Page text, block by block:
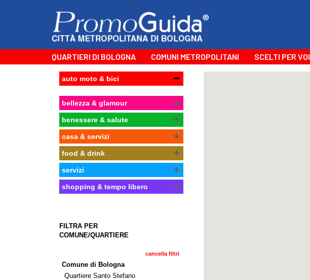
QUARTIERI DI BOLOGNA COMUNI METROPOLITANI SCELTI PER VOI
auto moto & bici
bellezza & glamour
benessere & salute
casa & servizi
food & drink
servizi
shopping & tempo libero
FILTRA PER
COMUNE/QUARTIERE
cancella filtri
Comune di Bologna
Quartiere Santo Stefano